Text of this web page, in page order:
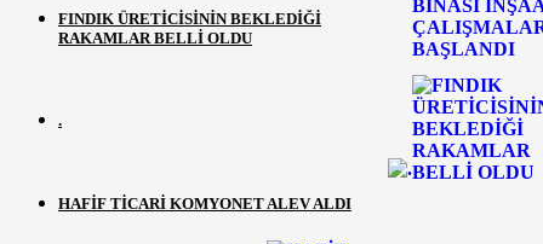
FINDIK ÜRETİCİSİNİN BEKLEDİĞİ
RAKAMLAR BELLİ OLDU
.
HAFİF TİCARİ KOMYONET ALEV ALDI